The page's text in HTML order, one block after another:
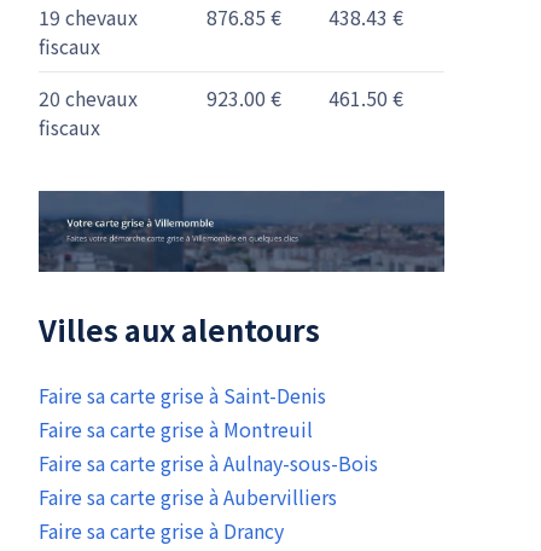
19 chevaux
fiscaux
876.85 € 438.43 €
20 chevaux
fiscaux
923.00 € 461.50 €
Villes aux alentours
Faire sa carte grise à Saint-Denis
Faire sa carte grise à Montreuil
Faire sa carte grise à Aulnay-sous-Bois
Faire sa carte grise à Aubervilliers
Faire sa carte grise à Drancy